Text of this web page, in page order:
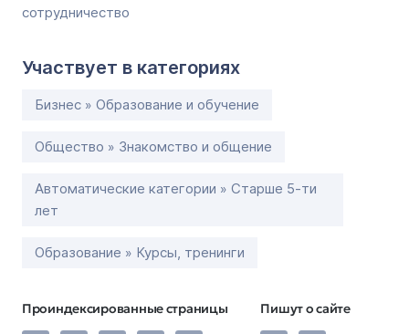
сотрудничество
Участвует в категориях
Бизнес » Образование и обучение
Общество » Знакомство и общение
Автоматические категории » Старше 5-ти
лет
Образование » Курсы, тренинги
Проиндексированные страницы Пишут о сайте